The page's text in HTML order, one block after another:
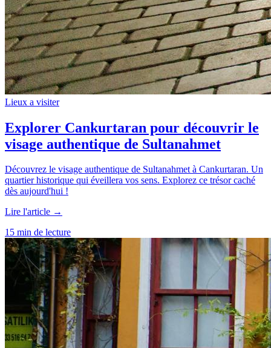
Lieux a visiter
Explorer Cankurtaran pour découvrir le
visage authentique de Sultanahmet
Découvrez le visage authentique de Sultanahmet à Cankurtaran. Un
quartier historique qui éveillera vos sens. Explorez ce trésor caché
dès aujourd'hui !
Lire l'article →
15 min de lecture